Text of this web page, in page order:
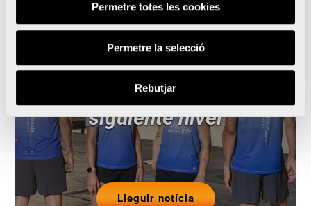
Permetre totes les cookies
Permetre la selecció
Rebutjar
El Medio Maratón Valencia
y Oysho se unen para
llevar la prueba al
siguiente nivel
Lleguir notícia